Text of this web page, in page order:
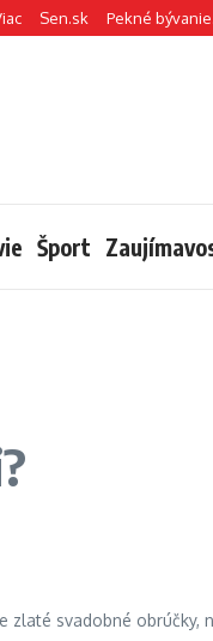
Sen.sk Pekné
Šport
svadobné obrúčky,